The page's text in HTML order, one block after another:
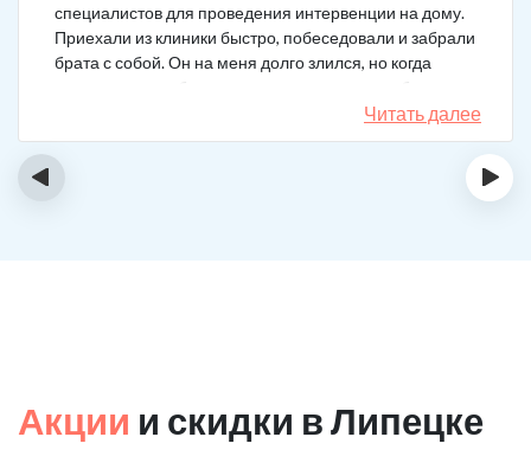
специалистов для проведения интервенции на дому.
Приехали из клиники быстро, побеседовали и забрали
брата с собой. Он на меня долго злился, но когда
понял, что если бы я не пошла на тот шаг, он бы не
выкарабкался. После курса вышел здоровым. Больше
не принимает.
Читать далее
‹ ›
Акции и скидки в Липецке